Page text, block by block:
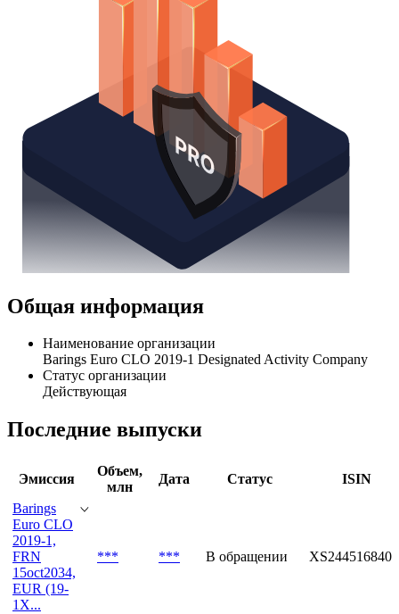
Общая информация
Наименование организации
Barings Euro CLO 2019-1 Designated Activity Company
Статус организации
Действующая
Последние выпуски
Эмиссия
Объем,
млн
Дата Статус
ISIN
Barings
Euro CLO
2019-1,
FRN
15oct2034,
EUR (19-
1X...
*** *** В обращении XS2445168409